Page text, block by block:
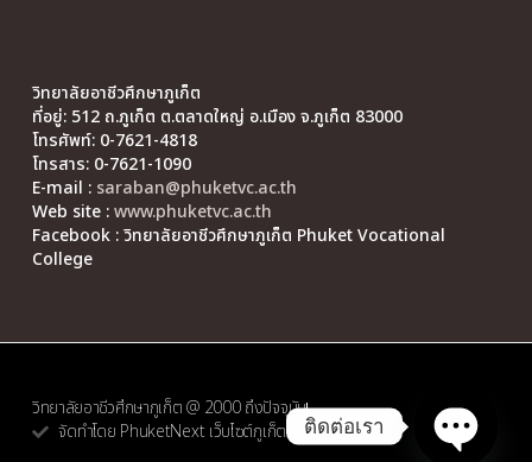
วิทยาลัยอาชีวศึกษาภูเก็ต
ที่อยู่: 512 ถ.ภูเก็ต ต.ตลาดใหญ่ อ.เมือง จ.ภูเก็ต 83000
โทรศัพท์: 0-7621-4818
โทรสาร: 0-7621-1090
E-mail : saraban@phuketvc.ac.th
Web site :www.phuketvc.ac.th
Facebook : วิทยาลัยอาชีวศึกษาภูเก็ต Phuket Vocational
College
วิทยาลัยอาชีวศึกษาภูเก็ต @ 2000 ถึงปัจจุบัน
จัดทำโดย PhuketNext เว็บไซต์ภูเก็ต
ติดต่อเรา